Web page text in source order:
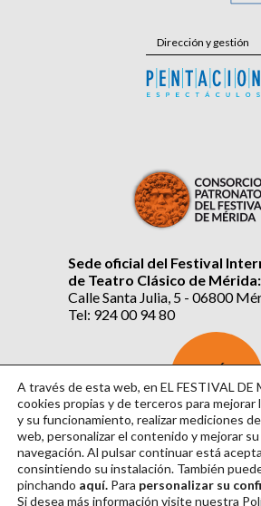
Dirección y gestión
Sede oficial del Festival
de Teatro Clásico de Mérida:
Calle Santa Julia, 5 - 06800
Tel: 924 00 94 80
SUSCRÍBETE
AL BOLETÍN
A través de esta web, en EL FESTIVAL DE
cookies propias y de terceros para
y su funcionamiento, realizar mediciones
web, personalizar el contenido y mejorar
navegación. Al pulsar continuarestá
consintiendo su instalación. También
pinchando aquí. Para personalizar su
Si desea más información visite nuestra